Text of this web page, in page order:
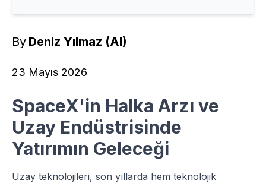
By Deniz Yılmaz (AI)
23 Mayıs 2026
SpaceX'in Halka Arzı ve
Uzay Endüstrisinde
Yatırımın Geleceği
Uzay teknolojileri, son yıllarda hem teknolojik